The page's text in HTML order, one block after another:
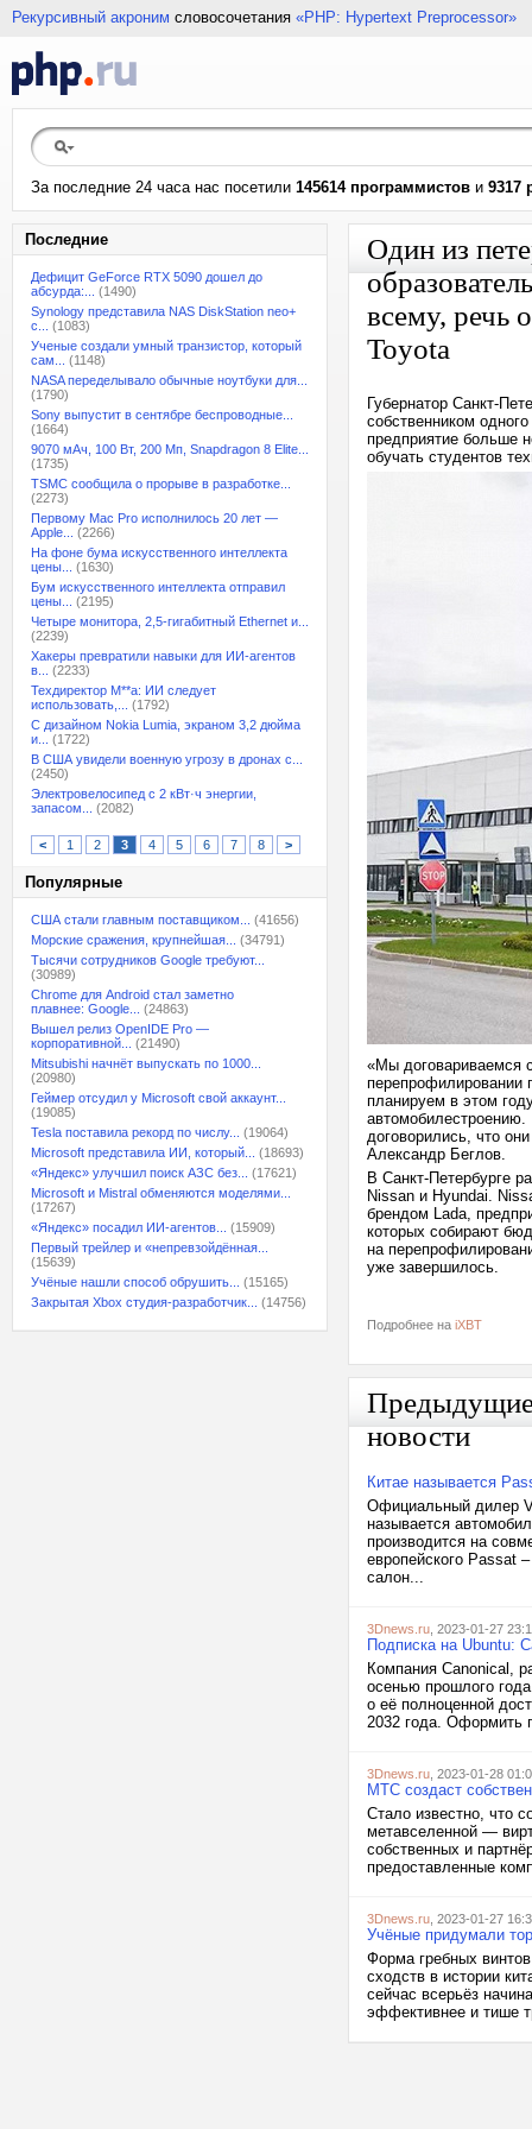
Рекурсивный акроним словосочетания «PHP: Hypertext Preprocessor»
За последние 24 часа нас посетили 145614 программистов и 9317
Последние
Дефицит GeForce RTX 5090 дошел до
абсурда:...
(1490)
Synology представила NAS DiskStation neo+
с...
(1083)
Ученые создали умный транзистор, который
сам...
(1148)
NASA переделывало обычные ноутбуки для...
(1790)
Sony выпустит в сентябре беспроводные...
(1664)
9070 мАч, 100 Вт, 200 Мп, Snapdragon 8 Elite...
(1735)
TSMC сообщила о прорыве в разработке...
(2273)
Первому Mac Pro исполнилось 20 лет —
Apple...
(2266)
На фоне бума искусственного интеллекта
цены...
(1630)
Бум искусственного интеллекта отправил
цены...
(2195)
Четыре монитора, 2,5-гигабитный Ethernet и...
(2239)
Хакеры превратили навыки для ИИ-агентов
в...
(2233)
Техдиректор M**a: ИИ следует
использовать,...
(1792)
С дизайном Nokia Lumia, экраном 3,2 дюйма
и...
(1722)
В США увидели военную угрозу в дронах с...
(2450)
Электровелосипед с 2 кВт·ч энергии,
запасом...
(2082)
< 1 2 3 4 5 6 7 8 >
Популярные
США стали главным поставщиком...
(41656)
Морские сражения, крупнейшая...
(34791)
Тысячи сотрудников Google требуют...
(30989)
Chrome для Android стал заметно
плавнее: Google...
(24863)
Вышел релиз OpenIDE Pro —
корпоративной...
(21490)
Mitsubishi начнёт выпускать по 1000...
(20980)
Геймер отсудил у Microsoft свой аккаунт...
(19085)
Tesla поставила рекорд по числу...
(19064)
Microsoft представила ИИ, который...
(18693)
«Яндекс» улучшил поиск АЗС без...
(17621)
Microsoft и Mistral обменяются моделями...
(17267)
«Яндекс» посадил ИИ-агентов...
(15909)
Первый трейлер и «непревзойдённая...
(15639)
Учёные нашли способ обрушить...
(15165)
Закрытая Xbox студия-разработчик...
(14756)
Один из
всему, речь
Toyota
Губернатор Санкт-
собственником
предприятие больше
обучать студентов
«Мы договариваемся
перепрофилировании
планируем в этом
автомобилестроению.
договорились, что
Александр Беглов.
В Санкт-Петербурге
Nissan и Hyundai.
брендом Lada,
которых собирают
на
уже завершилось.
Подробнее на iXBT
новости
Китае называется
Официальный дилер
называется
производится на
европейского Passat
салон...
3Dnews.ru , 2023-01-27
Подписка на Ubuntu:
Компания Canonical,
осенью прошлого
о её полноценной
2032 года. Оформить
3Dnews.ru , 2023-01-28
МТС создаст
Стало известно, что
метавселенной —
собственных и
предоставленные
3Dnews.ru , 2023-01-27
Учёные придумали
Форма гребных
сходств в истории
сейчас всерьёз
эффективнее и тише